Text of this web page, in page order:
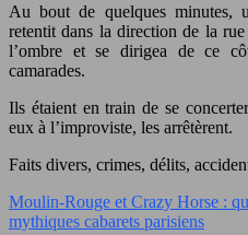
Au bout de quelques minutes,
retentit dans la direction de la
l’ombre et se dirigea de ce
camarades.
Ils étaient en train de se
eux à l’improviste, les arrêtèrent.
Faits divers, crimes, délits,
Moulin-Rouge et Crazy Horse :
mythiques cabarets parisiens